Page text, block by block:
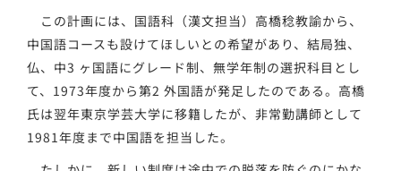
この計画には、国語科（漢文担当）高橋稔教諭から、
中国語コースも設けてほしいとの希望があり、結局独、
仏、中3 ヶ国語にグレード制、無学年制の選択科目とし
て、1973年度から第2 外国語が発足したのである。高橋
氏は翌年東京学芸大学に移籍したが、非常勤講師として
1981年度まで中国語を担当した。